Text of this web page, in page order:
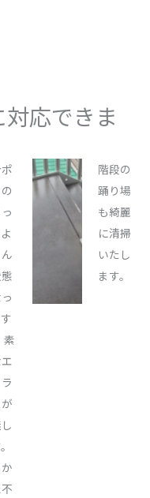
応できま
素
階段の
踊り場
も綺麗
に清掃
いたし
ます。